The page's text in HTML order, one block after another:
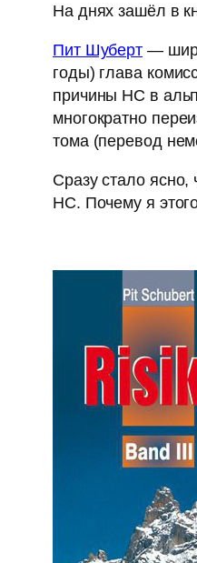
На днях зашёл в
Пит Шуберт —
годы) глава
причины НС в
многократно
тома (перевод
Сразу стало ясно,
НС. Почему я